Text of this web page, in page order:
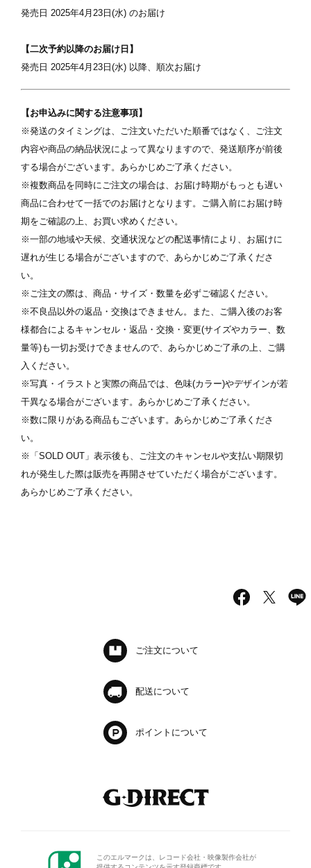
発売日 2025年4月23日(水) のお届け
【二次予約以降のお届け日】
発売日 2025年4月23日(水) 以降、順次お届け
【お申込みに関する注意事項】
※発送のタイミングは、ご注文いただいた順番ではなく、ご注文
内容や商品の納品状況によって異なりますので、発送順序が前後
する場合がございます。あらかじめご了承ください。
※複数商品を同時にご注文の場合は、お届け時期がもっとも遅い
商品に合わせて一括でのお届けとなります。ご購入前にお届け時
期をご確認の上、お買い求めください。
※一部の地域や天候、交通状況などの配送事情により、お届けに
遅れが生じる場合がございますので、あらかじめご了承くださ
い。
※ご注文の際は、商品・サイズ・数量を必ずご確認ください。
※不良品以外の返品・交換はできません。また、ご購入後のお客
様都合によるキャンセル・返品・交換・変更(サイズやカラー、数
量等)も一切お受けできませんので、あらかじめご了承の上、ご購
入ください。
※写真・イラストと実際の商品では、色味(カラー)やデザインが若
干異なる場合がございます。あらかじめご了承ください。
※数に限りがある商品もございます。あらかじめご了承くださ
い。
※「SOLD OUT」表示後も、ご注文のキャンセルや支払い期限切
れが発生した際は販売を再開させていただく場合がございます。
あらかじめご了承ください。
ご注文について
配送について
ポイントについて
写真を選択
※ 写真は配置後も変更できます
このエルマークは、レコード会社・映像製作会社が